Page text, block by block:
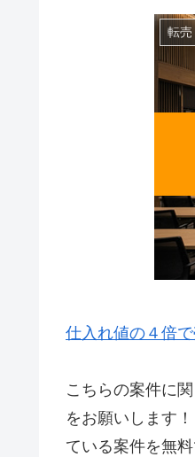
転売
仕入れ値の４倍
こちらの案件に
をお願いします！
ている案件を無